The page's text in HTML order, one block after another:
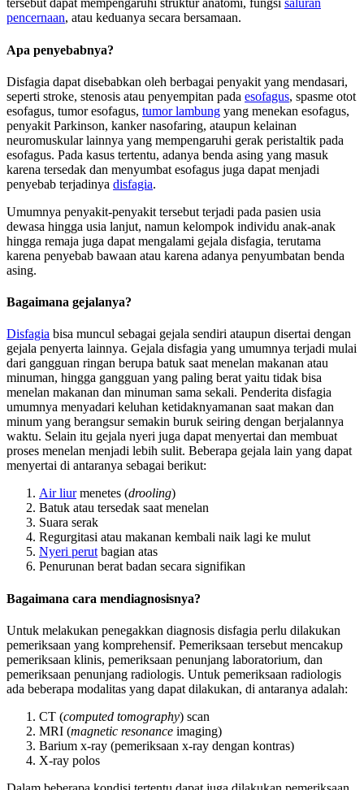
tersebut dapat mempengaruhi struktur anatomi, fungsi saluran
pencernaan, atau keduanya secara bersamaan.
Apa penyebabnya?
Disfagia dapat disebabkan oleh berbagai penyakit yang mendasari,
seperti stroke, stenosis atau penyempitan pada esofagus, spasme otot
esofagus, tumor esofagus, tumor lambung yang menekan esofagus,
penyakit Parkinson, kanker nasofaring, ataupun kelainan
neuromuskular lainnya yang mempengaruhi gerak peristaltik pada
esofagus. Pada kasus tertentu, adanya benda asing yang masuk
karena tersedak dan menyumbat esofagus juga dapat menjadi
penyebab terjadinya disfagia.
Umumnya penyakit-penyakit tersebut terjadi pada pasien usia
dewasa hingga usia lanjut, namun kelompok individu anak-anak
hingga remaja juga dapat mengalami gejala disfagia, terutama
karena penyebab bawaan atau karena adanya penyumbatan benda
asing.
Bagaimana gejalanya?
Disfagia bisa muncul sebagai gejala sendiri ataupun disertai dengan
gejala penyerta lainnya. Gejala disfagia yang umumnya terjadi mulai
dari gangguan ringan berupa batuk saat menelan makanan atau
minuman, hingga gangguan yang paling berat yaitu tidak bisa
menelan makanan dan minuman sama sekali. Penderita disfagia
umumnya menyadari keluhan ketidaknyamanan saat makan dan
minum yang berangsur semakin buruk seiring dengan berjalannya
waktu. Selain itu gejala nyeri juga dapat menyertai dan membuat
proses menelan menjadi lebih sulit. Beberapa gejala lain yang dapat
menyertai di antaranya sebagai berikut:
Air liurmenetes (drooling)
Batuk atau tersedak saat menelan
Suara serak
Regurgitasi atau makanan kembali naik lagi ke mulut
Nyeri perutbagian atas
Penurunan berat badan secara signifikan
Bagaimana cara mendiagnosisnya?
Untuk melakukan penegakkan diagnosis disfagia perlu dilakukan
pemeriksaan yang komprehensif. Pemeriksaan tersebut mencakup
pemeriksaan klinis, pemeriksaan penunjang laboratorium, dan
pemeriksaan penunjang radiologis. Untuk pemeriksaan radiologis
ada beberapa modalitas yang dapat dilakukan, di antaranya adalah:
CT (computed tomography) scan
MRI (magnetic resonance imaging)
Barium x-ray (pemeriksaan x-ray dengan kontras)
X-ray polos